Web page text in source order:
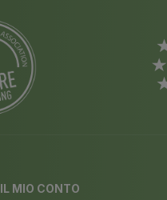
IL MIO CONTO